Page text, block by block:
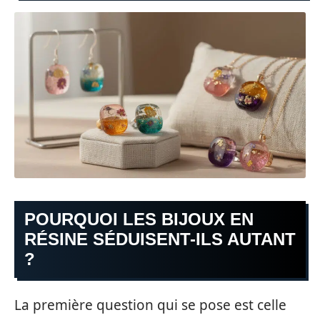
POURQUOI LES BIJOUX EN
RÉSINE SÉDUISENT-ILS AUTANT
?
La première question qui se pose est celle